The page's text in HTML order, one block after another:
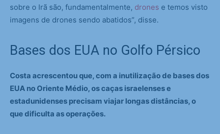
sobre o Irã são, fundamentalmente, drones e temos visto
imagens de drones sendo abatidos”, disse.
Bases dos EUA no Golfo Pérsico
Costa acrescentou que, com a inutilização de bases dos
EUA no Oriente Médio, os caças israelenses e
estadunidenses precisam viajar longas distâncias, o
que dificulta as operações.